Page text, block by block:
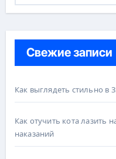
Свежие записи
Как выглядеть стильно в
Как отучить кота лазить
наказаний